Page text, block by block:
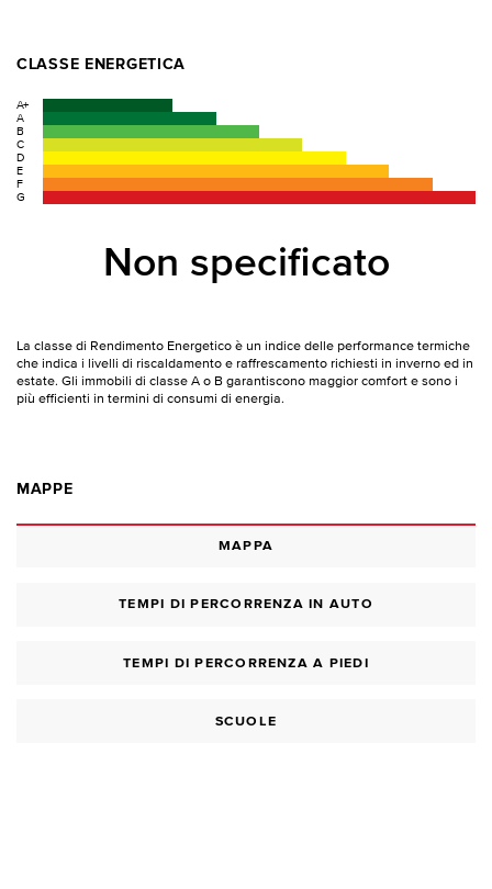
CLASSE ENERGETICA
A+
A
B
C
D
E
F
G
Non specificato
La classe di Rendimento Energetico è un indice delle performance termiche
che indica i livelli di riscaldamento e raffrescamento richiesti in inverno ed in
estate. Gli immobili di classe A o B garantiscono maggior comfort e sono i
più efficienti in termini di consumi di energia.
MAPPE
MAPPA
TEMPI DI PERCORRENZA IN AUTO
TEMPI DI PERCORRENZA A PIEDI
SCUOLE